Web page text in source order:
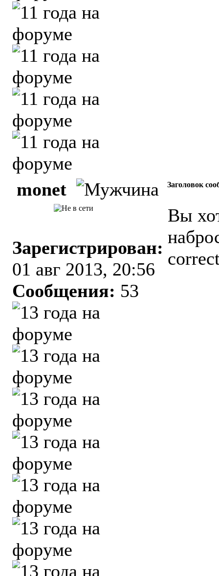
monet Заголовок
Зарегистрирован:
01 авг 2013, 20:56
Сообщения: 53
Вы